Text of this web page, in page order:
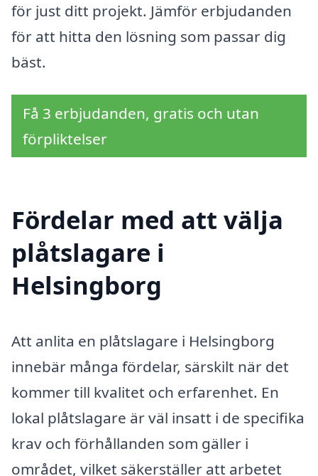
för just ditt projekt. Jämför erbjudanden
för att hitta den lösning som passar dig
bäst.
Få 3 erbjudanden, gratis och utan
förpliktelser
Fördelar med att välja
plåtslagare i
Helsingborg
Att anlita en plåtslagare i Helsingborg
innebär många fördelar, särskilt när det
kommer till kvalitet och erfarenhet. En
lokal plåtslagare är väl insatt i de specifika
krav och förhållanden som gäller i
området, vilket säkerställer att arbetet